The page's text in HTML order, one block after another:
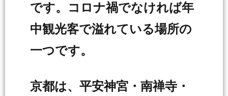
です。コロナ禍でなければ年
中観光客で溢れている場所の
一つです。
京都は、平安神宮・南禅寺・